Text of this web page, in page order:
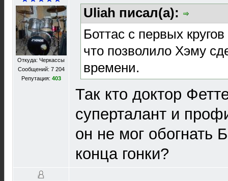
Откуда: Черкассы
Сообщений: 7 204
Репутация: 403
Uliah писал(а):
Боттас с первых
что позволило Хэму
времени.
Так кто доктор
суперталант и
он не мог обогнать
конца гонки?